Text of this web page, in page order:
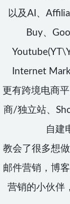
以及AI、
Buy、
Internet
更有跨境电商
商/独立站、
自建
教会了很多想
邮件营销，博
营销的小伙伴